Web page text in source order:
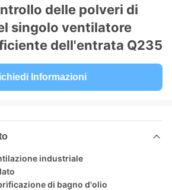
delle polveri di
singolo ventilatore
dell'entrata Q235
Informazioni
industriale
di bagno d'olio